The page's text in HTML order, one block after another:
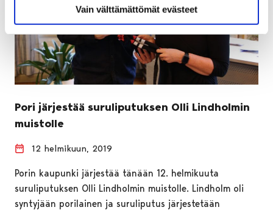
Vain välttämättömät evästeet
Pori järjestää suruliputuksen Olli Lindholmin
muistolle
12 helmikuun, 2019
Porin kaupunki järjestää tänään 12. helmikuuta
suruliputuksen Olli Lindholmin muistolle. Lindholm oli
syntyjään porilainen ja suruliputus järjestetään